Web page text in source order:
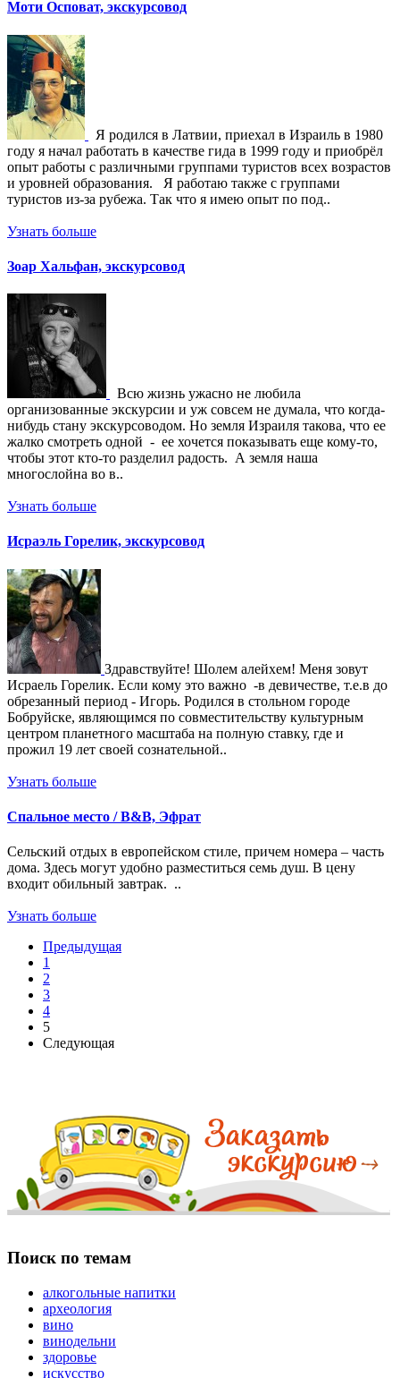
Моти Осповат, экскурсовод
Я родился в Латвии, приехал в Израиль в 1980
году я начал работать в качестве гида в 1999 году и приобрёл
опыт работы с различными группами туристов всех возрастов
и уровней образования. Я работаю также с группами
туристов из-за рубежа. Так что я имею опыт по под..
Узнать больше
Зоар Хальфан, экскурсовод
Всю жизнь ужасно не любила
организованные экскурсии и уж совсем не думала, что когда-
нибудь стану экскурсоводом. Но земля Израиля такова, что ее
жалко смотреть одной - ее хочется показывать еще кому-то,
чтобы этот кто-то разделил радость. А земля наша
многослойна во в..
Узнать больше
Исраэль Горелик, экскурсовод
Здравствуйте! Шолем алейхем! Меня зовут
Исраель Горелик. Если кому это важно -в девичестве, т.е.в до
обрезанный период - Игорь. Родился в стольном городе
Бобруйске, являющимся по совместительству культурным
центром планетного масштаба на полную ставку, где и
прожил 19 лет своей сознательной..
Узнать больше
Спальное место / В&В, Эфрат
Сельский отдых в европейском стиле, причем номера – часть
дома. Здесь могут удобно разместиться семь душ. В цену
входит обильный завтрак. ..
Узнать больше
Предыдущая
1
2
3
4
5
Следующая
Поиск по темам
алкогольные напитки
археология
вино
винодельни
здоровье
искусство